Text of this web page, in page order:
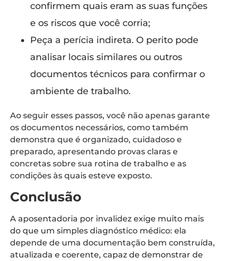
confirmem quais eram as suas funções
e os riscos que você corria;
Peça a perícia indireta. O perito pode
analisar locais similares ou outros
documentos técnicos para confirmar o
ambiente de trabalho.
Ao seguir esses passos, você não apenas garante
os documentos necessários, como também
demonstra que é organizado, cuidadoso e
preparado, apresentando provas claras e
concretas sobre sua rotina de trabalho e as
condições às quais esteve exposto.
Conclusão
A aposentadoria por invalidez exige muito mais
do que um simples diagnóstico médico: ela
depende de uma documentação bem construída,
atualizada e coerente, capaz de demonstrar de